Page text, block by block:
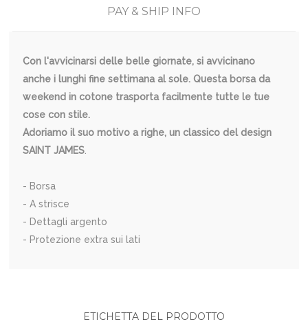
PAY & SHIP INFO
Con l'avvicinarsi delle belle giornate, si avvicinano
anche i lunghi fine settimana al sole. Questa borsa da
weekend in cotone trasporta facilmente tutte le tue
cose con stile.
Adoriamo il suo motivo a righe, un classico del design
SAINT JAMES
- Borsa
- A strisce
- Dettagli argento
- Protezione extra sui lati
ETICHETTA DEL PRODOTTO